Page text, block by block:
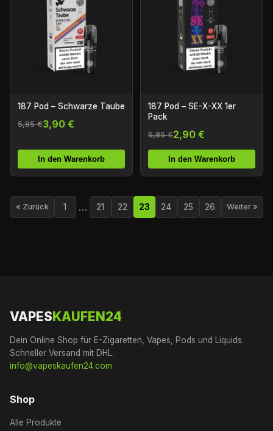
187 Pod – Schwarze Taube
5,85 €3,90 €
In den Warenkorb
187 Pod – SE-X-XX 1er
Pack
5,85 €2,90 €
In den Warenkorb
« Zurück 1 … 21 22 23 24 25 26 Weiter »
VAPESKAUFEN24
Dein Online Shop für E-Zigaretten, Vapes, Pods und Liquids.
Schneller Versand mit DHL.
info@vapeskaufen24.com
Shop
Alle Produkte